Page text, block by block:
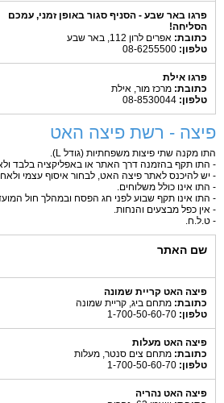
פרגו באר שבע - הסניף סגור באופן זמני, עמכם
הסליחה!
כתובת: אפרים לרון 112, באר שבע
טלפון:
פרגו אילת
כתובת: מרכז מור, אילת
טלפון:
פיצה - רשת פיצה האט
התו מקנה שתי פיצות משפחתיות (גודל L).
- התו תקף בהזמנה דרך האתר או באפליקציה בלבד ולא
- יש להיכנס לאתר פיצה האט, לבחור איסוף עצמי
- התו אינו כולל משלוחים.
- התו אינו תקף שבוע לפני חג הפסח ובמהלך חול
- אין כפל מבצעים והנחות.
- ט.ל.ח.
שם האתר
פיצה האט קריית שמונה
כתובת: מתחם ביג, קריית שמונה
טלפון:
פיצה האט מעלות
כתובת: מתחם צים סנטר, מעלות
טלפון:
פיצה האט נהריה